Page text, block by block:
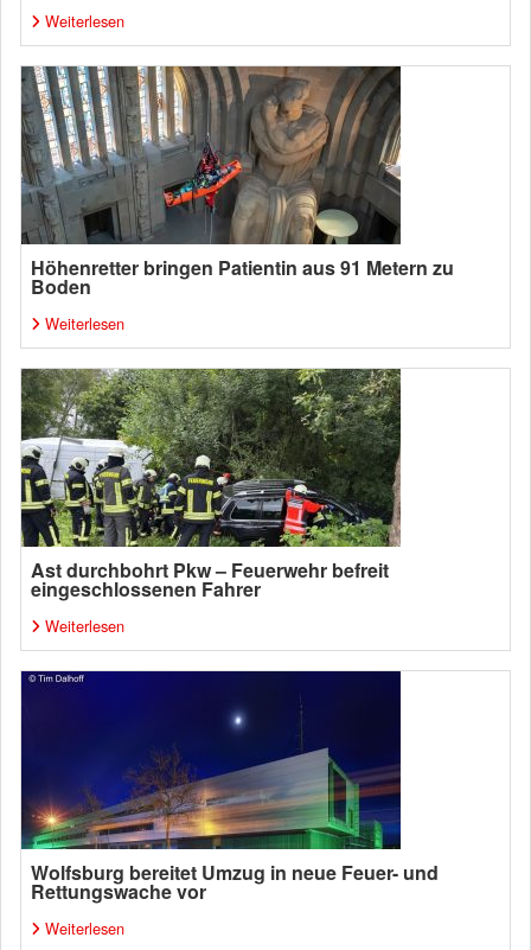
Weiterlesen
Höhenretter bringen Patientin aus 91 Metern zu
Boden
Weiterlesen
Ast durchbohrt Pkw – Feuerwehr befreit
eingeschlossenen Fahrer
Weiterlesen
Wolfsburg bereitet Umzug in neue Feuer- und
Rettungswache vor
Weiterlesen